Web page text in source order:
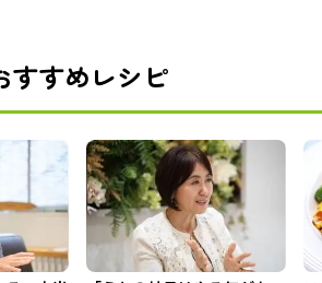
すすめレシピ